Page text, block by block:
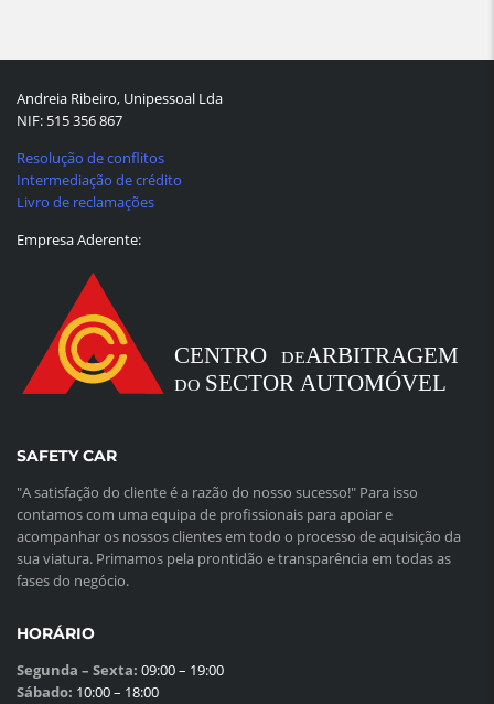
Andreia Ribeiro, Unipessoal Lda
NIF: 515 356 867
Resolução de conflitos
Intermediação de crédito
Livro de reclamações
Empresa Aderente:
SAFETY CAR
"A satisfação do cliente é a razão do nosso sucesso!" Para isso
contamos com uma equipa de profissionais para apoiar e
acompanhar os nossos clientes em todo o processo de aquisição da
sua viatura. Primamos pela prontidão e transparência em todas as
fases do negócio.
HORÁRIO
Segunda – Sexta: 09:00 – 19:00
Sábado: 10:00 – 18:00